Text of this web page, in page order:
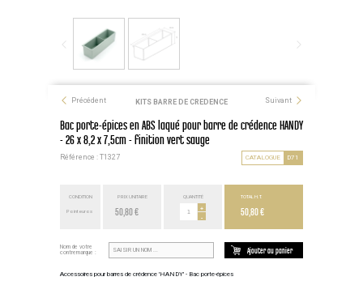
Précédent KITS BARRE DE CREDENCE Suivant
Bac porte-épices en ABS laqué pour barre de crédence HANDY
- 26 x 8,2 x 7,5cm - finition vert sauge
Référence : T1327 CATALOGUE D71
CONDITION
Point euros
PRIX UNITAIRE
50,80 €
QUANTITÉ
+
-
TOTAL H.T.
50,80 €
Nom de votre
contremarque :
Ajouter au panier
Accessoires pour barres de crédence 'HANDY' - Bac porte-épices